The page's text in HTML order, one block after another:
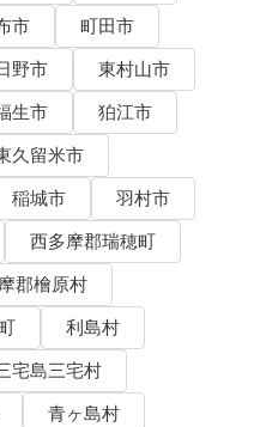
市
町田市
野市
東村山市
生市
狛江市
久留米市
稲城市
羽村市
西多摩郡瑞穂町
郡檜原村
利島村
宅島三宅村
青ヶ島村